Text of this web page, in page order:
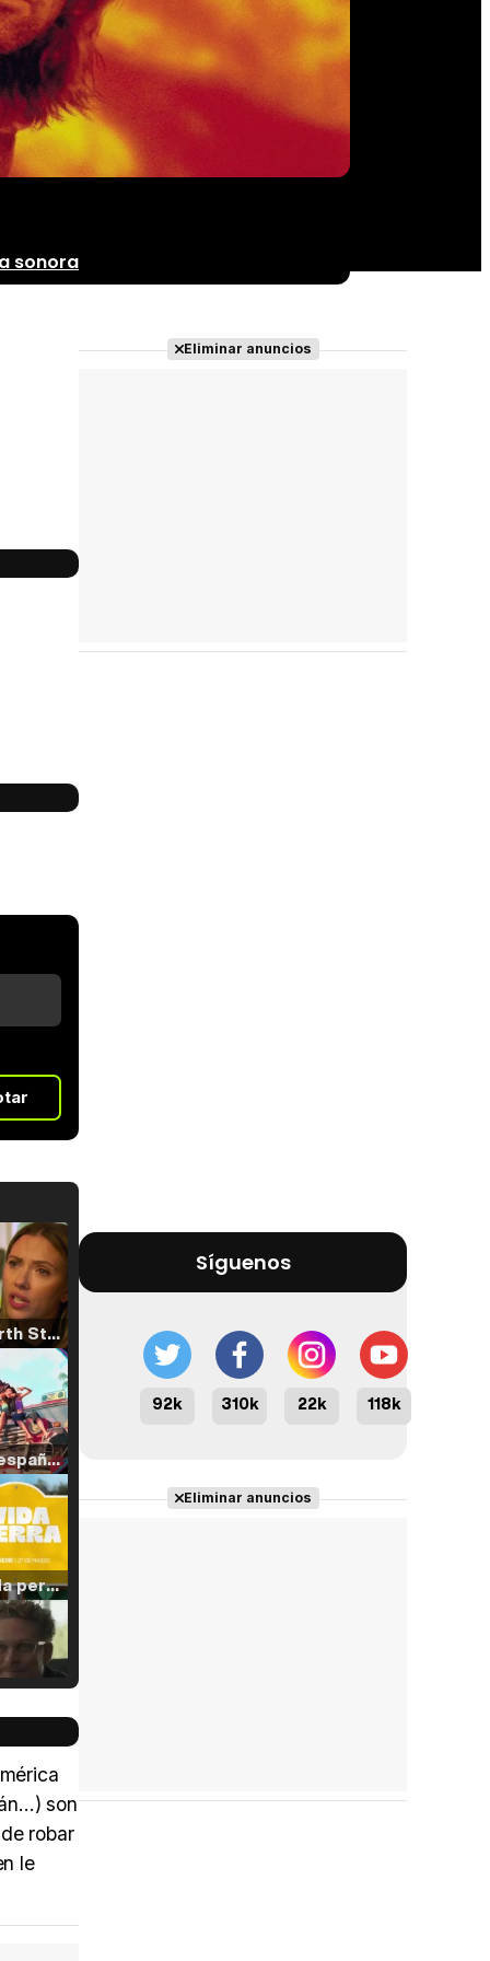
sonora
Tráiler 'North Star' (2023)
Tráiler en español de 'La isla olvidada'
Tráiler 'Vida perra' (2026)
Tráiler en español 'Outcome' (2026)
son
robar
le
Eliminar anuncios
Síguenos
92k 310k 22k 118k
Eliminar anuncios